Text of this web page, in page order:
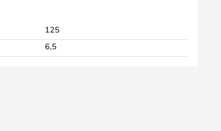
125
6,5